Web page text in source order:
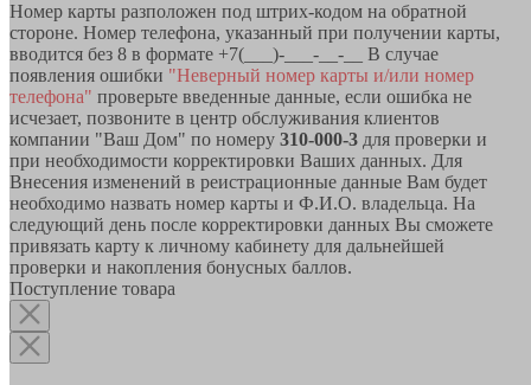
Номер карты разположен под штрих-кодом на обратной
стороне. Номер телефона, указанный при получении карты,
вводится без 8 в формате +7(___)-___-__-__ В случае
появления ошибки "Неверный номер карты и/или номер
телефона" проверьте введенные данные, если ошибка не
исчезает, позвоните в центр обслуживания клиентов
компании "Ваш Дом" по номеру 310-000-3 для проверки и
при необходимости корректировки Ваших данных. Для
Внесения изменений в реистрационные данные Вам будет
необходимо назвать номер карты и Ф.И.О. владельца. На
следующий день после корректировки данных Вы сможете
привязать карту к личному кабинету для дальнейшей
проверки и накопления бонусных баллов.
Поступление товара